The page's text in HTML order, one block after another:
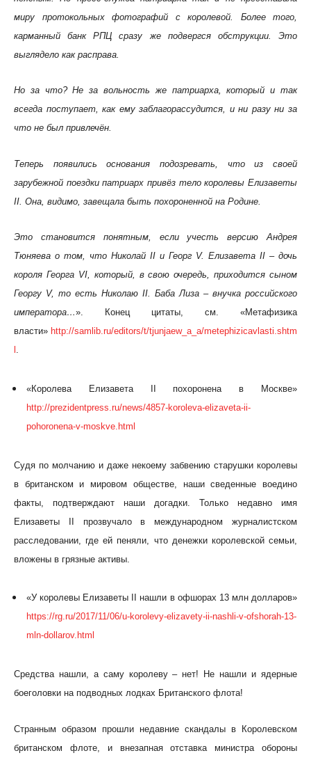
миру протокольных фотографий с королевой. Более того,
карманный банк РПЦ сразу же подвергся обструкции. Это
выглядело как расправа.
Но за что? Не за вольность же патриарха, который и так
всегда поступает, как ему заблагорассудится, и ни разу ни за
что не был привлечён.
Теперь появились основания подозревать, что из своей
зарубежной поездки патриарх привёз тело королевы Елизаветы
II. Она, видимо, завещала быть похороненной на Родине.
Это становится понятным, если учесть версию Андрея
Тюняева о том, что Николай II и Георг V. Елизавета II – дочь
короля Георга VI, который, в свою очередь, приходится сыном
Георгу V, то есть Николаю II. Баба Лиза – внучка российского
императора…». Конец цитаты, см. «Метафизика
власти» http://samlib.ru/editors/t/tjunjaew_a_a/metephizicavlasti.shtm
.
«Королева Елизавета II похоронена в Москве»
http://prezidentpress.ru/news/4857-koroleva-elizaveta-ii-
pohoronena-v-moskve.html
Судя по молчанию и даже некоему забвению старушки королевы
в британском и мировом обществе, наши сведенные воедино
факты, подтверждают наши догадки. Только недавно имя
Елизаветы II прозвучало в международном журналистском
расследовании, где ей пеняли, что денежки королевской семьи,
вложены в грязные активы.
«У королевы Елизаветы II нашли в офшорах 13 млн долларов»
https://rg.ru/2017/11/06/u-korolevy-elizavety-ii-nashli-v-ofshorah-13-
mln-dollarov.html
Средства нашли, а саму королеву – нет! Не нашли и ядерные
боеголовки на подводных лодках Британского флота!
Странным образом прошли недавние скандалы в Королевском
британском флоте, и внезапная отставка министра обороны